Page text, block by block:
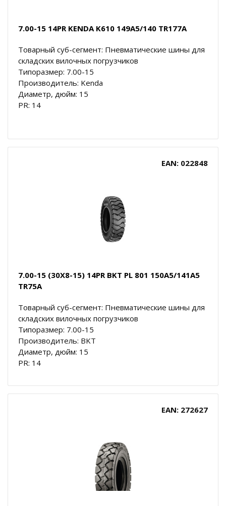
7.00-15 14PR KENDA K610 149A5/140 TR177A
Товарный суб-сегмент: Пневматические шины для
складских вилочных погрузчиков
Типоразмер: 7.00-15
Производитель: Kenda
Диаметр, дюйм: 15
PR: 14
EAN: 022848
7.00-15 (30X8-15) 14PR BKT PL 801 150A5/141A5
TR75A
Товарный суб-сегмент: Пневматические шины для
складских вилочных погрузчиков
Типоразмер: 7.00-15
Производитель: BKT
Диаметр, дюйм: 15
PR: 14
EAN: 272627